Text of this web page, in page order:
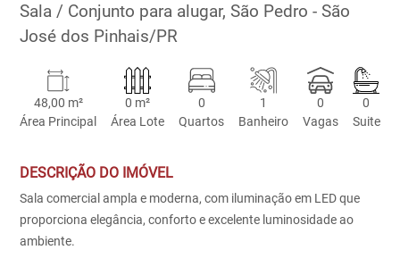
Sala / Conjunto para alugar, São Pedro - São
José dos Pinhais/PR
48,00 m²
Área Principal
0 m²
Área Lote
0
Quartos
1
Banheiro
0
Vagas
0
Suite
DESCRIÇÃO DO IMÓVEL
Sala comercial ampla e moderna, com iluminação em LED que
proporciona elegância, conforto e excelente luminosidade ao
ambiente.